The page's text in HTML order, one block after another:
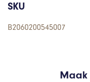
SKU
B2060200545007
Maak